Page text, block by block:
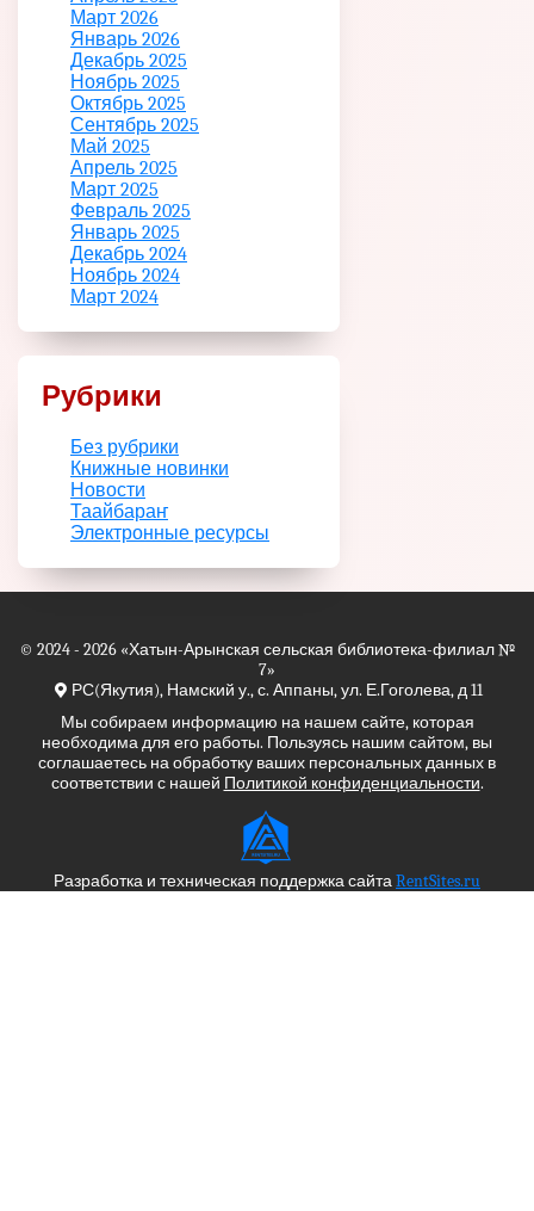
Март 2026
Январь 2026
Декабрь 2025
Ноябрь 2025
Октябрь 2025
Сентябрь 2025
Май 2025
Апрель 2025
Март 2025
Февраль 2025
Январь 2025
Декабрь 2024
Ноябрь 2024
Март 2024
Рубрики
Без рубрики
Книжные новинки
Новости
Таайбараҥ
Электронные ресурсы
© 2024 - 2026 «Хатын-Арынская сельская библиотека-филиал №
7»
РС(Якутия), Намский у., с. Аппаны, ул. Е.Гоголева, д 11
Мы собираем информацию на нашем сайте, которая
необходима для его работы. Пользуясь нашим сайтом, вы
соглашаетесь на обработку ваших персональных данных в
соответствии с нашей Политикой конфиденциальности.
Разработка и техническая поддержка сайтаRentSites.ru